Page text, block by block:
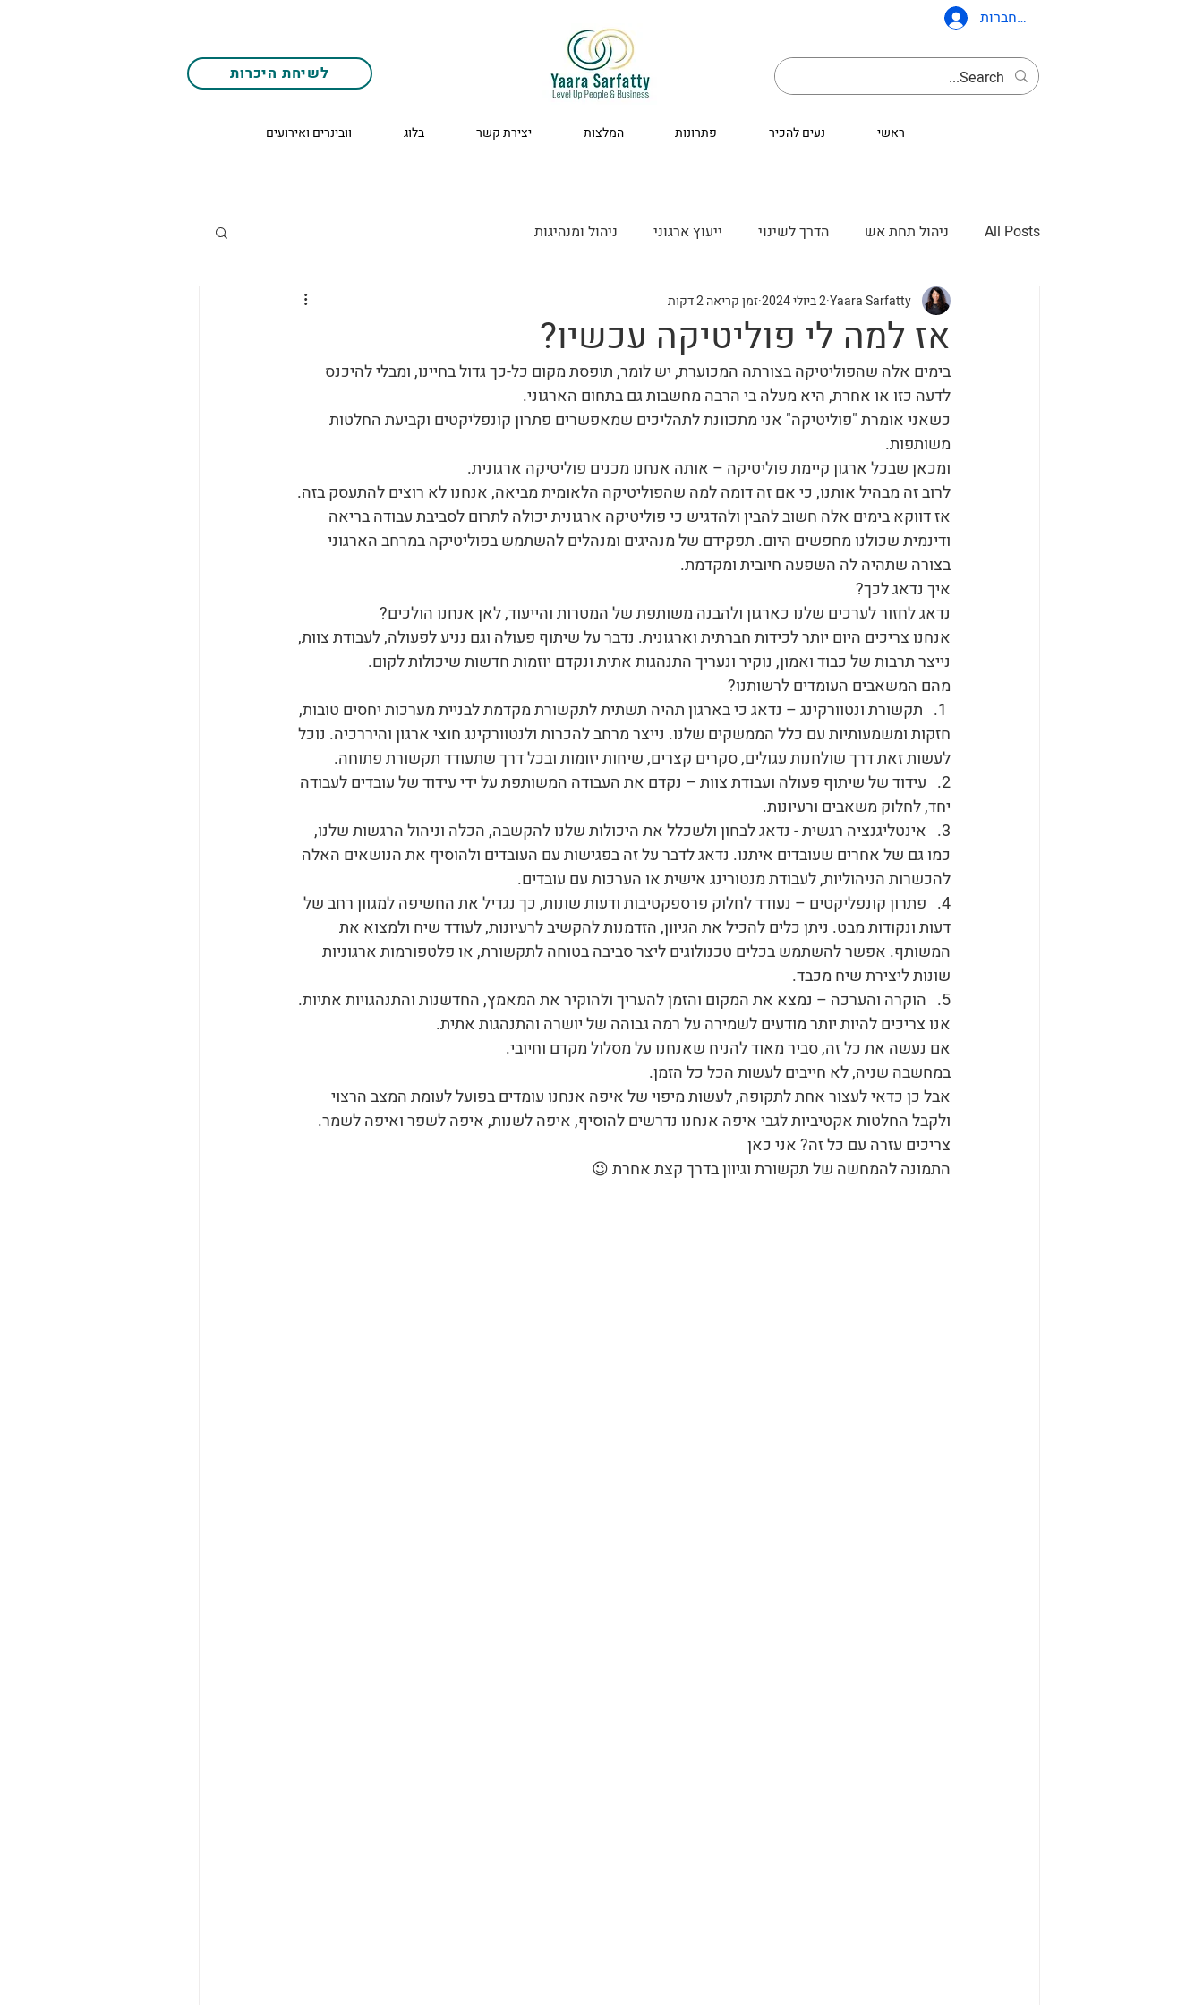
לשיחת היכרות
להתחברות
ראשי נעים להכיר פתרונות המלצות יצירת קשר בלוג וובינרים ואירועים
All Posts ניהול תחת אש הדרך לשינוי ייעוץ ארגוני ניהול ומנהיגות
אז למה לי פוליטיקה עכשיו?
Yaara Sarfatty2 ביולי 2024 זמן קריאה 2 דקות
בימים אלה שהפוליטיקה בצורתה המכוערת, יש לומר, תופסת מקום כל-כך גדול בחיינו, ומבלי להיכנס
לדעה כזו או אחרת, היא מעלה בי הרבה מחשבות גם בתחום הארגוני.
כשאני אומרת "פוליטיקה" אני מתכוונת לתהליכים שמאפשרים פתרון קונפליקטים וקביעת החלטות
משותפות.
ומכאן שבכל ארגון קיימת פוליטיקה – אותה אנחנו מכנים פוליטיקה ארגונית.
לרוב זה מבהיל אותנו, כי אם זה דומה למה שהפוליטיקה הלאומית מביאה, אנחנו לא רוצים להתעסק בזה.
אז דווקא בימים אלה חשוב להבין ולהדגיש כי פוליטיקה ארגונית יכולה לתרום לסביבת עבודה בריאה
ודינמית שכולנו מחפשים היום. תפקידם של מנהיגים ומנהלים להשתמש בפוליטיקה במרחב הארגוני
בצורה שתהיה לה השפעה חיובית ומקדמת.
איך נדאג לכך?
נדאג לחזור לערכים שלנו כארגון ולהבנה משותפת של המטרות והייעוד, לאן אנחנו הולכים?
אנחנו צריכים היום יותר לכידות חברתית וארגונית. נדבר על שיתוף פעולה וגם נניע לפעולה, לעבודת צוות,
נייצר תרבות של כבוד ואמון, נוקיר ונעריך התנהגות אתית ונקדם יוזמות חדשות שיכולות לקום.
מהם המשאבים העומדים לרשותנו?
1.   תקשורת ונטוורקינג – נדאג כי בארגון תהיה תשתית לתקשורת מקדמת לבניית מערכות יחסים טובות,
חזקות ומשמעותיות עם כלל הממשקים שלנו. נייצר מרחב להכרות ולנטוורקינג חוצי ארגון והיררכיה. נוכל
לעשות זאת דרך שולחנות עגולים, סקרים קצרים, שיחות יזומות ובכל דרך שתעודד תקשורת פתוחה.
2.   עידוד של שיתוף פעולה ועבודת צוות – נקדם את העבודה המשותפת על ידי עידוד של עובדים לעבודה
יחד, לחלוק משאבים ורעיונות.
3.   אינטליגנציה רגשית - נדאג לבחון ולשכלל את היכולות שלנו להקשבה, הכלה וניהול הרגשות שלנו,
כמו גם של אחרים שעובדים איתנו. נדאג לדבר על זה בפגישות עם העובדים ולהוסיף את הנושאים האלה
להכשרות הניהוליות, לעבודת מנטורינג אישית או הערכות עם עובדים.
4.   פתרון קונפליקטים – נעודד לחלוק פרספקטיבות ודעות שונות, כך נגדיל את החשיפה למגוון רחב של
דעות ונקודות מבט. ניתן כלים להכיל את הגיוון, הזדמנות להקשיב לרעיונות, לעודד שיח ולמצוא את
המשותף. אפשר להשתמש בכלים טכנולוגים ליצר סביבה בטוחה לתקשורת, או פלטפורמות ארגוניות
שונות ליצירת שיח מכבד.
5.   הוקרה והערכה – נמצא את המקום והזמן להעריך ולהוקיר את המאמץ, החדשנות והתנהגויות אתיות.
אנו צריכים להיות יותר מודעים לשמירה על רמה גבוהה של יושרה והתנהגות אתית.
אם נעשה את כל זה, סביר מאוד להניח שאנחנו על מסלול מקדם וחיובי.
במחשבה שניה, לא חייבים לעשות הכל כל הזמן.
אבל כן כדאי לעצור אחת לתקופה, לעשות מיפוי של איפה אנחנו עומדים בפועל לעומת המצב הרצוי
ולקבל החלטות אקטיביות לגבי איפה אנחנו נדרשים להוסיף, איפה לשנות, איפה לשפר ואיפה לשמר.
צריכים עזרה עם כל זה? אני כאן
התמונה להמחשה של תקשורת וגיוון בדרך קצת אחרת 😉